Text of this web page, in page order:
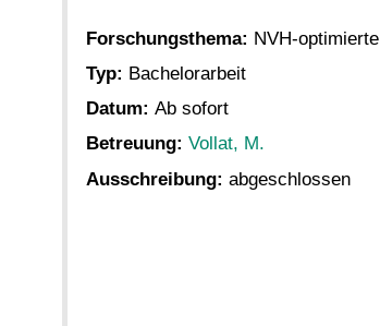
Forschungsthema: NVH-
Typ: Bachelorarbeit
Datum: Ab sofort
Betreuung: Vollat, M.
Ausschreibung: abgeschlossen